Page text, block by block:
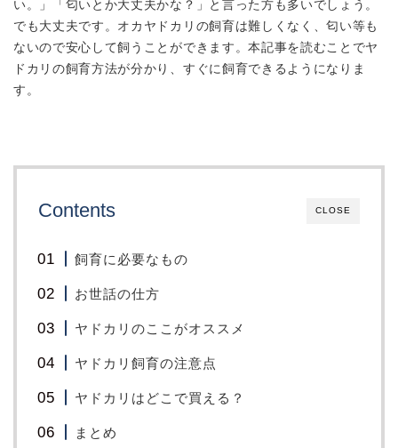
い。」「匂いとか大丈夫かな？」と言った方も多いでしょう。
でも大丈夫です。オカヤドカリの飼育は難しくなく、匂い等も
ないので安心して飼うことができます。本記事を読むことでヤ
ドカリの飼育方法が分かり、すぐに飼育できるようになりま
す。
CLOSE
Contents
飼育に必要なもの
お世話の仕方
ヤドカリのここがオススメ
ヤドカリ飼育の注意点
ヤドカリはどこで買える？
まとめ